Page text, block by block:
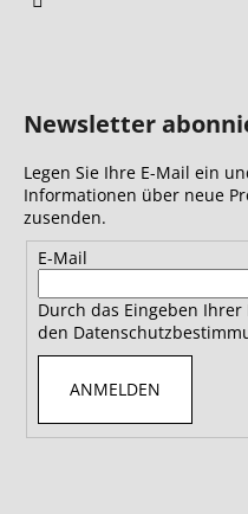
Newsletter
Legen Sie Ihre E-Mail ein
Informationen über neue
zusenden.
E-Mail
Durch das Eingeben
den
ANMELDEN